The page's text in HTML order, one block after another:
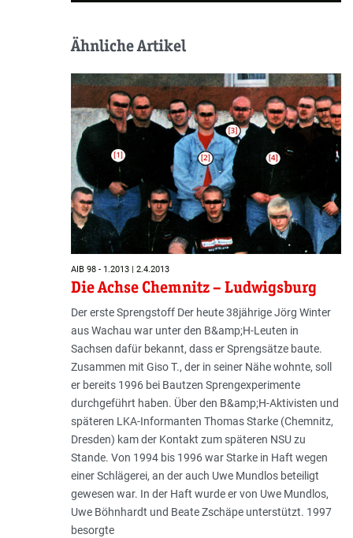
Ähnliche Artikel
AIB 98 - 1.2013 | 2.4.2013
Die Achse Chemnitz – Ludwigsburg
Der erste Sprengstoff Der heute 38jährige Jörg Winter
aus Wachau war unter den B&amp;H-Leuten in
Sachsen dafür bekannt, dass er Spreng­sätze baute.
Zusammen mit Giso T., der in seiner Nähe wohnte, soll
er bereits 1996 bei Bautzen Sprengexperimente
durchgeführt haben. Über den B&amp;H-Aktivisten und
späteren LKA-Informanten Thomas Starke (Chemnitz,
Dresden) kam der Kontakt zum späteren NSU zu
Stande. Von 1994 bis 1996 war Starke in Haft wegen
einer Schlägerei, an der auch Uwe Mundlos beteiligt
gewesen war. In der Haft wurde er von Uwe Mundlos,
Uwe Böhnhardt und Beate Zschäpe unterstützt. 1997
besorgte